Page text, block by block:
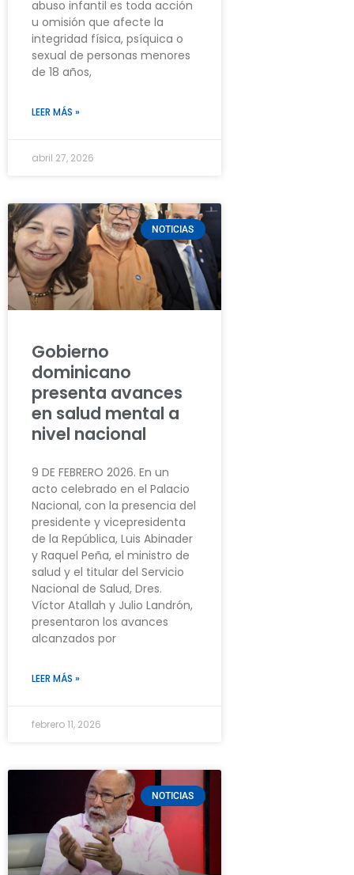
abuso infantil es toda acción
u omisión que afecte la
integridad física, psíquica o
sexual de personas menores
de 18 años,
LEER MÁS »
abril 27, 2026
NOTICIAS
Gobierno
dominicano
presenta avances
en salud mental a
nivel nacional
9 DE FEBRERO 2026. En un
acto celebrado en el Palacio
Nacional, con la presencia del
presidente y vicepresidenta
de la República, Luis Abinader
y Raquel Peña, el ministro de
salud y el titular del Servicio
Nacional de Salud, Dres.
Víctor Atallah y Julio Landrón,
presentaron los avances
alcanzados por
LEER MÁS »
febrero 11, 2026
NOTICIAS